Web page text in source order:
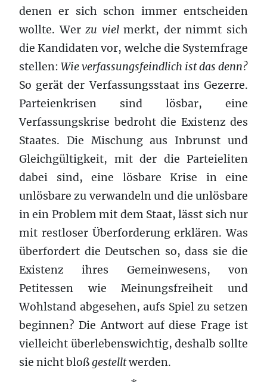
denen er sich schon immer entscheiden
wollte. Werzu vielmerkt, der nimmt sich
die Kandidaten vor, welche die Systemfrage
stellen: Wie verfassungsfeindlich ist das denn?
So gerät der Verfassungsstaat ins Gezerre.
Parteienkrisen sind lösbar, eine
Verfassungskrise bedroht die Existenz des
Staates. Die Mischung aus Inbrunst und
Gleichgültigkeit, mit der die Parteieliten
dabei sind, eine lösbare Krise in eine
unlösbare zu verwandeln und die unlösbare
in ein Problem mit dem Staat, lässt sich nur
mit restloser Überforderung erklären. Was
überfordert die Deutschen so, dass sie die
Existenz ihres Gemeinwesens, von
Petitessen wie Meinungsfreiheit und
Wohlstand abgesehen, aufs Spiel zu setzen
beginnen? Die Antwort auf diese Frage ist
vielleicht überlebenswichtig, deshalb sollte
sie nicht bloßgestelltwerden.